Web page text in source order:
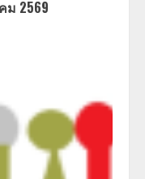
ม 2569